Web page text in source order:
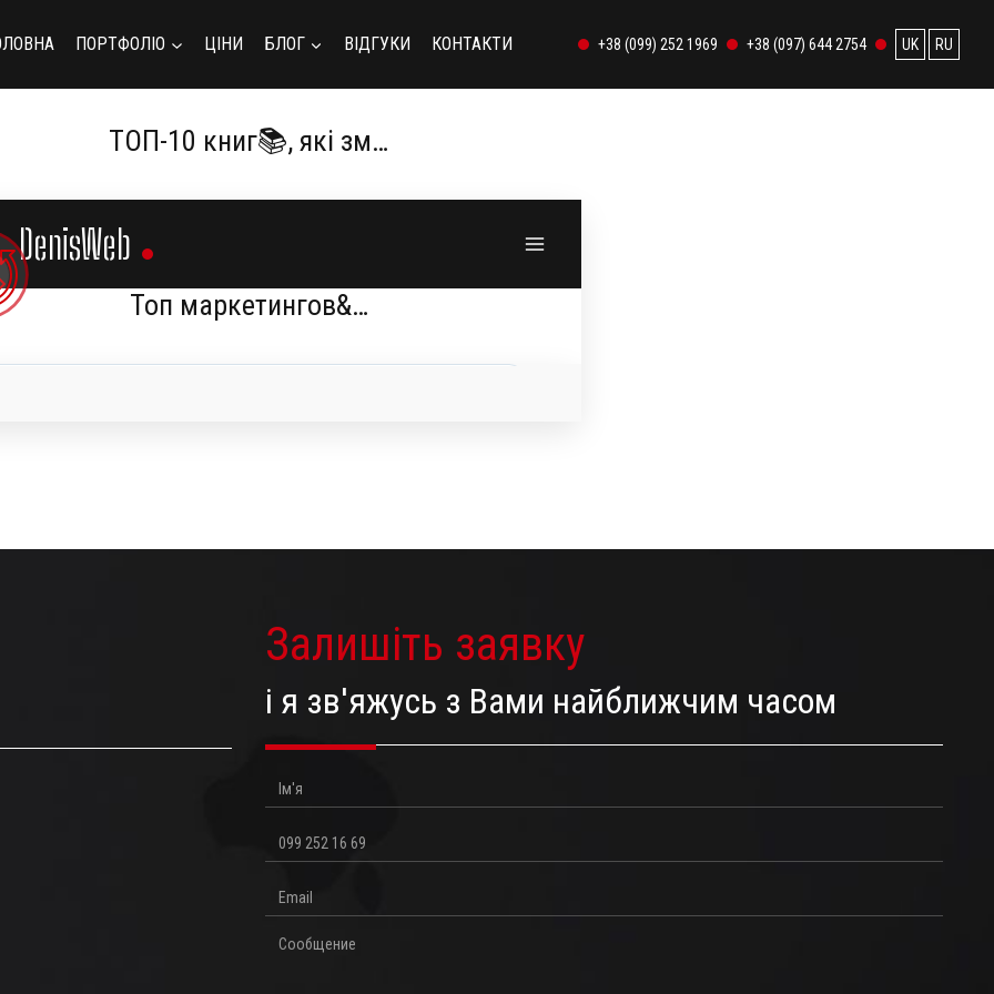
ПОРТФОЛІО ЦІНИ БЛОГ ВІДГУКИ КОНТАКТИ +38 (099) 252 1969 +38 (097) 644 2754 UK RU
ТОП-10 книг📚, які зм…
Залишіть заявку
і я зв'яжусь з Вами найближчим часом
Ім'я
Телефон
Email
Повідомлення